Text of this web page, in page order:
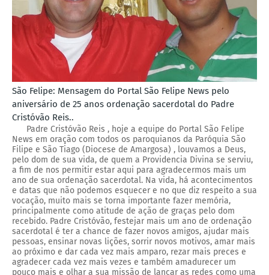
São Felipe: Mensagem do Portal São Felipe News pelo
aniversário de 25 anos ordenação sacerdotal do Padre
Cristóvão Reis..
Padre Cristóvão Reis , hoje a equipe do Portal São Felipe
News em oração com todos os paroquianos da Paróquia São
Filipe e São Tiago (Diocese de Amargosa) , louvamos a Deus,
pelo dom de sua vida, de quem a Providencia Divina se serviu,
a fim de nos permitir estar aqui para agradecermos mais um
ano de sua ordenação sacerdotal. Na vida, há acontecimentos
e datas que não podemos esquecer e no que diz respeito a sua
vocação, muito mais se torna importante fazer memória,
principalmente como atitude de ação de graças pelo dom
recebido. Padre Cristóvão, festejar mais um ano de ordenação
sacerdotal é ter a chance de fazer novos amigos, ajudar mais
pessoas, ensinar novas lições, sorrir novos motivos, amar mais
ao próximo e dar cada vez mais amparo, rezar mais preces e
agradecer cada vez mais vezes e também amadurecer um
pouco mais e olhar a sua missão de lançar as redes como uma